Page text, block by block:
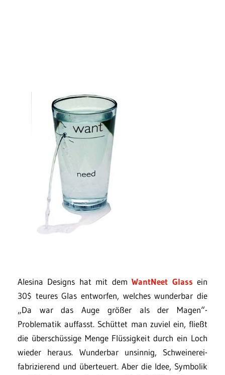
Alesina Designs hat mit demWantNeet Glass ein
30$ teures Glas entworfen, welches wunderbar die
„Da war das Auge größer als der Magen“-
Problematik auffasst. Schüttet man zuviel ein, fließt
die überschüssige Menge Flüssigkeit durch ein Loch
wieder heraus. Wunderbar unsinnig, Schweinerei-
fabrizierend und überteuert. Aber die Idee, Symbolik